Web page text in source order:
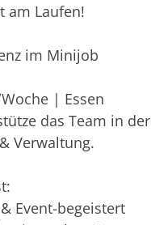
am Laufen!
im Minijob
| Essen
das Team in der
Verwaltung.
Event-begeistert